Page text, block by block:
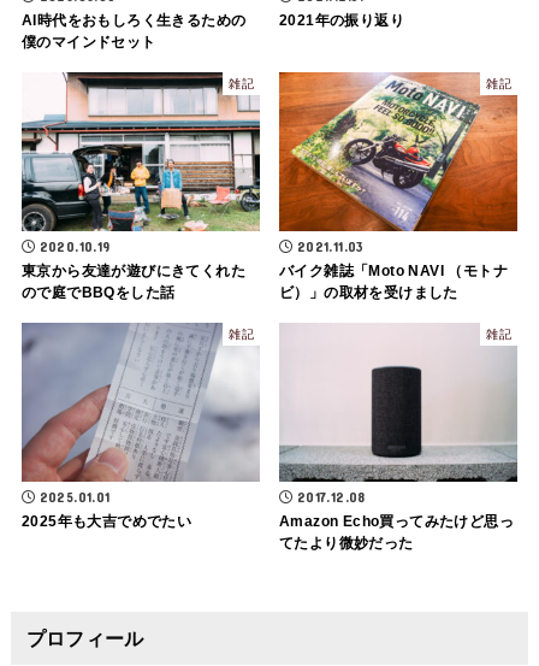
AI時代をおもしろく生きるための
僕のマインドセット
2021年の振り返り
雑記
2020.10.19
東京から友達が遊びにきてくれた
ので庭でBBQをした話
雑記
2021.11.03
バイク雑誌「Moto NAVI （モトナ
ビ）」の取材を受けました
雑記
2025.01.01
2025年も大吉でめでたい
雑記
2017.12.08
Amazon Echo買ってみたけど思っ
てたより微妙だった
プロフィール